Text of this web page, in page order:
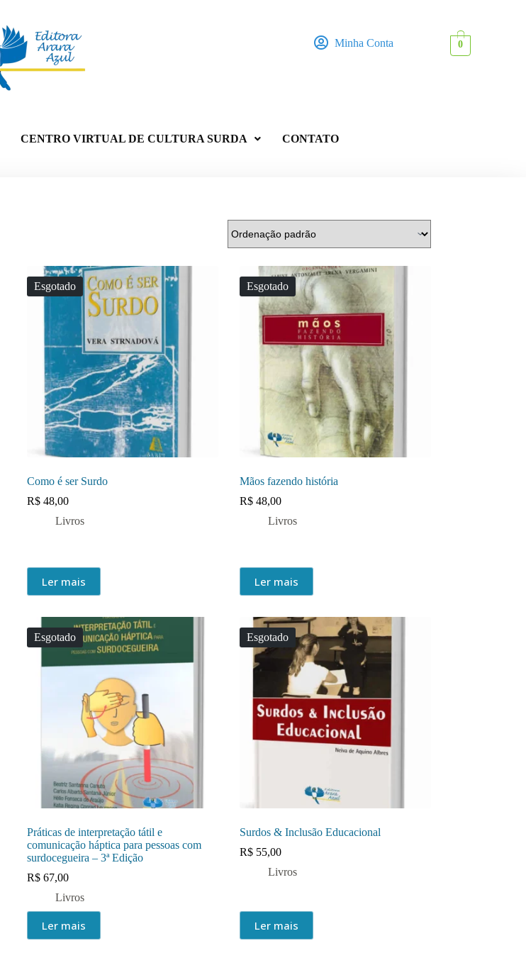
Minha Conta 0
CENTRO VIRTUAL DE CULTURA SURDA CONTATO
Esgotado
Como é ser Surdo
R$48,00
Livros
Ler mais
Esgotado
Mãos fazendo história
R$48,00
Livros
Ler mais
Esgotado
Práticas de interpretação tátil e
comunicação háptica para pessoas com
surdocegueira – 3ª Edição
R$67,00
Livros
Ler mais
Esgotado
Surdos & Inclusão Educacional
R$55,00
Livros
Ler mais